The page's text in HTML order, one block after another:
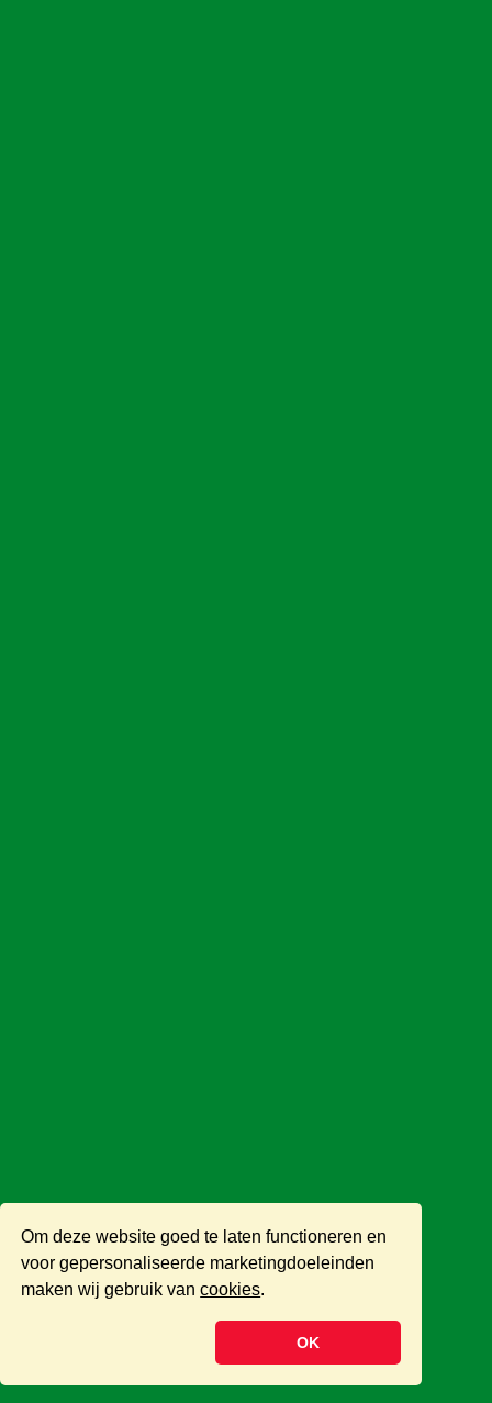
Om deze website goed te laten functioneren en
voor gepersonaliseerde marketingdoeleinden
maken wij gebruik vancookies.
OK